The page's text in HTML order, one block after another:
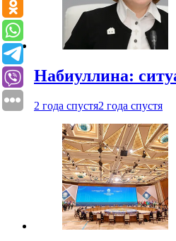
Набиуллина:
2 года спустя2 года спустя